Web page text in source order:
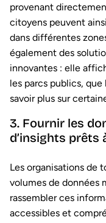
provenant
citoyens peuvent
dans différentes
également des
innovantes : elle
les parcs publics,
savoir plus sur
3. Fournir les
d’insights prêts
Les organisations de
volumes de données
rassembler ces
accessibles et